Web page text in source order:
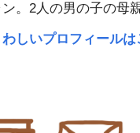
ン。2人の男の子の母
わしいプロフィールは